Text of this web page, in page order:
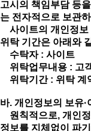
고시의 책임부담 등
는 전자적으로 보관
사이트의 개인정보
위탁 기간은 아래와
수탁자 : 사이트
위탁업무내용 : 고
위탁기간 : 위탁 계
바. 개인정보의 보유·
원칙적으로, 개인
정보를 지체없이 파